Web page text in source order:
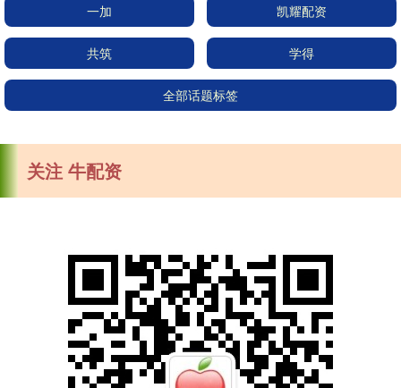
一加 凯耀配资
共筑 学得
全部话题标签
关注 牛配资